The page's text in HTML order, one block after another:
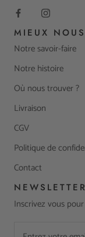
MIEUX
Notre savoir-faire
Notre histoire
Où nous trouver ?
Livraison
CGV
Politique de
Contact
NEWSLETTER
Inscrivez vous